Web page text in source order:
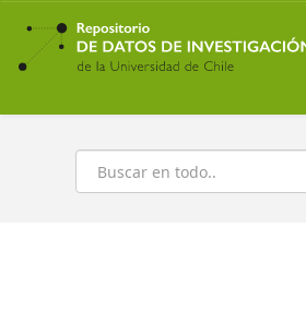
Ir
contenido
principal
Buscar